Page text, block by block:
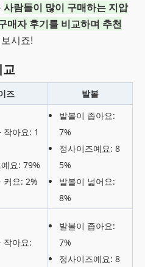
사람들이 많이 구매하는 지압
매자 후기를 비교하며 추천
시죠!
교
즈 발볼
작아요: 1
요: 79%
커요: 2%
발볼이 좁아요:
7%
정사이즈예요: 8
5%
발볼이 넓어요:
8%
작아요:
발볼이 좁아요:
7%
정사이즈예요: 8